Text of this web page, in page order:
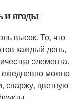
и ягоды
высок. То, что
каждый день,
элемента.
ежедневно можно
спаржу, цветную